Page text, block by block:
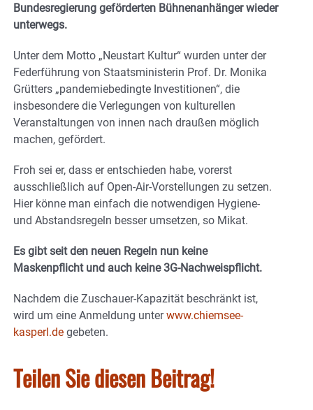
Bundesregierung geförderten Bühnenanhänger wieder
unterwegs.
Unter dem Motto „Neustart Kultur“ wurden unter der
Federführung von Staatsministerin Prof. Dr. Monika
Grütters „pandemiebedingte Investitionen“, die
insbesondere die Verlegungen von kulturellen
Veranstaltungen von innen nach draußen möglich
machen, gefördert.
Froh sei er, dass er entschieden habe, vorerst
ausschließlich auf Open-Air-Vorstellungen zu setzen.
Hier könne man einfach die notwendigen Hygiene-
und Abstandsregeln besser umsetzen, so Mikat.
Es gibt seit den neuen Regeln nun keine
Maskenpflicht und auch keine 3G-Nachweispflicht.
Nachdem die Zuschauer-Kapazität beschränkt ist,
wird um eine Anmeldung unterwww.chiemsee-
kasperl.de gebeten.
Teilen Sie diesen Beitrag!